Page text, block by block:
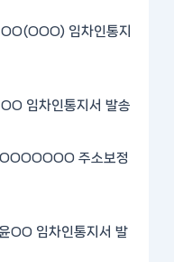
임차인통지
임차인통지서 발송
주소보정
OO 임차인통지서 발